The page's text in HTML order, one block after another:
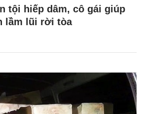
tội hiếp dâm, cô gái giúp
lầm lũi rời tòa